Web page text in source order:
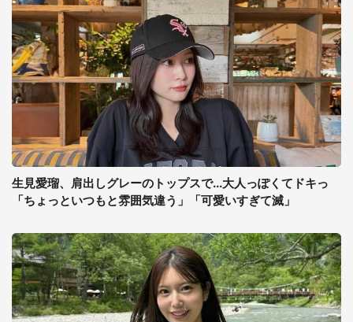
生見愛瑠、肩出しグレーのトップスで...大人っぽくてドキっ
「ちょっといつもと雰囲気違う」「可愛いすぎて滅」